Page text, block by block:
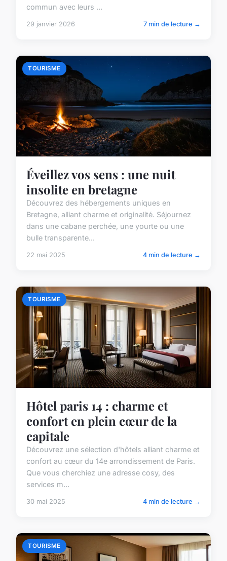
commun avec leurs ...
29 janvier 2026 7 min de lecture →
TOURISME
Éveillez vos sens : une nuit
insolite en bretagne
Découvrez des hébergements uniques en
Bretagne, alliant charme et originalité. Séjournez
dans une cabane perchée, une yourte ou une
bulle transparente...
22 mai 2025 4 min de lecture →
TOURISME
Hôtel paris 14 : charme et
confort en plein cœur de la
capitale
Découvrez une sélection d'hôtels alliant charme et
confort au cœur du 14e arrondissement de Paris.
Que vous cherchiez une adresse cosy, des
services m...
30 mai 2025 4 min de lecture →
TOURISME